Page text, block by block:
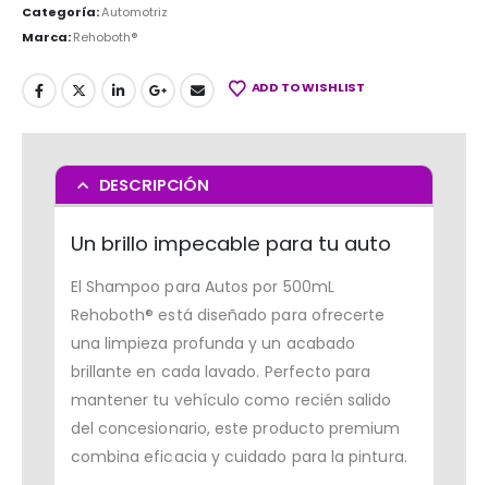
Categoría:Automotriz
Marca:Rehoboth®
ADD TO WISHLIST
DESCRIPCIÓN
Un brillo impecable para tu auto
El Shampoo para Autos por 500mL
Rehoboth® está diseñado para ofrecerte
una limpieza profunda y un acabado
brillante en cada lavado. Perfecto para
mantener tu vehículo como recién salido
del concesionario, este producto premium
combina eficacia y cuidado para la pintura.